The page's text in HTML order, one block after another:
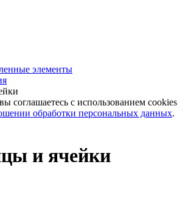
элементы
соглашаетесь с использованием cookies
обработки персональных данных.
и ячейки